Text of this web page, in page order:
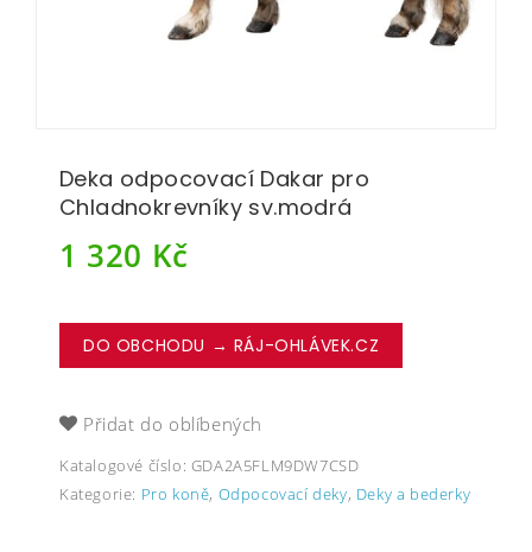
Deka odpocovací Dakar pro
Chladnokrevníky sv.modrá
1 320 Kč
DO OBCHODU → RÁJ-OHLÁVEK.CZ
Přidat do oblíbených
Katalogové číslo: GDA2A5FLM9DW7CSD
Kategorie: Pro koně, Odpocovací deky, Deky a bederky